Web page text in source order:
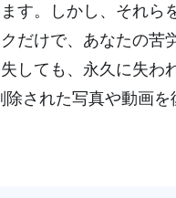
す。しかし、それら
だけで、あなたの苦
しても、永久に失わ
された写真や動画